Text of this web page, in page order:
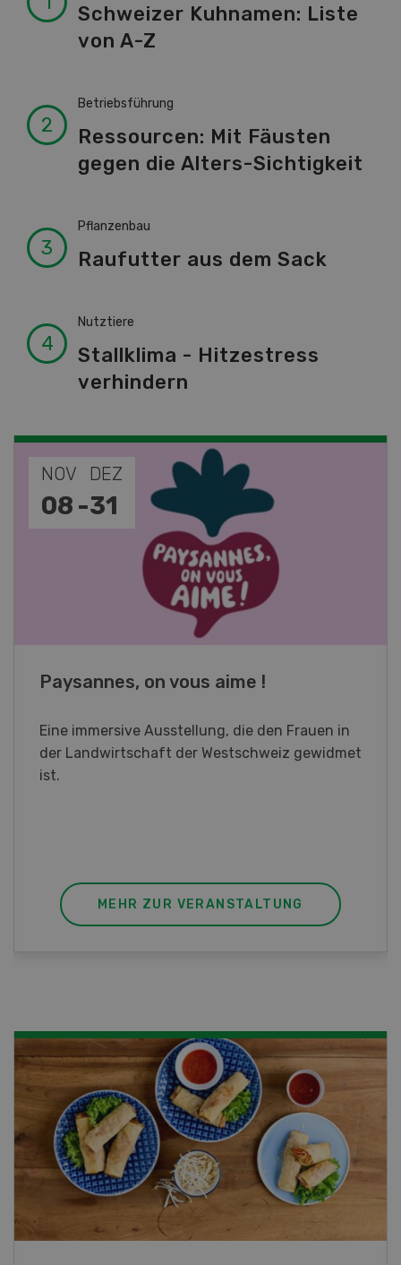
Schweizer Kuhnamen: Liste
von A-Z
Betriebsführung
Ressourcen: Mit Fäusten
gegen die Alters-Sichtigkeit
Pflanzenbau
Raufutter aus dem Sack
Nutztiere
Stallklima - Hitzestress
verhindern
NOV
19 -
JAN
28
Fachkurs Aquakultur
Sind Sie in der Fischzucht tätig oder
interessieren Sie sich für das Thema? In
diesem Fall ist unser FBA-Weiterbildungskurs
MEHR ZUR VERANSTALTUNG